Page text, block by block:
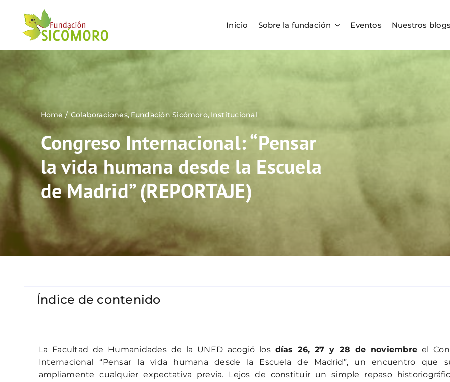
contenido
Inicio Sobre la fundación Eventos Nuestros blogs
Home Colaboraciones Fundación Sicómoro Institucional
Congreso Internacional: “Pensar
la vida humana desde la Escuela
de Madrid” (REPORTAJE)
Índice de contenido
La Facultad de Humanidades de la UNED acogió los días 26, 27 y 28 de noviembre el
Internacional “Pensar la vida humana desde la Escuela de Madrid”, un encuentro que
ampliamente cualquier expectativa previa. Lejos de constituir un simple repaso